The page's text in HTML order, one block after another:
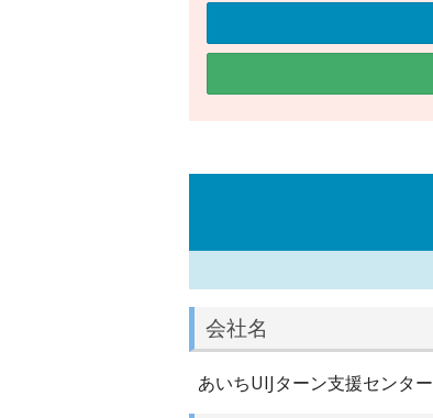
会社名
あいちUIJターン支援センター